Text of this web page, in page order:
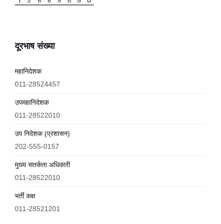
दूरभाष संख्या
महानिदेशक
011-28524457
उपमहानिदेशक
011-28522010
उप निदेशक (प्रशासन)
202-555-0157
मुख्य सतर्कता अधिकारी
011-28522010
भर्ती कक्ष
011-28521201